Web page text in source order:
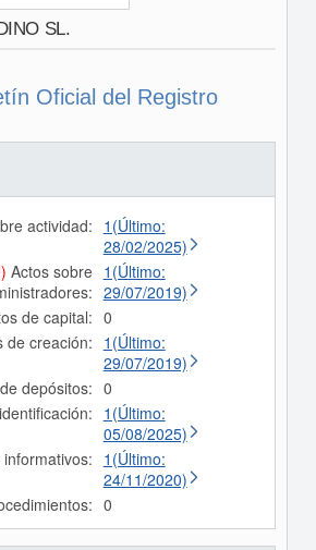
SL.
Oficial del Registro
actividad:
1(Último:
28/02/2025)
Actos sobre 1(Último:
29/07/2019)
de capital: 0
de creación: 1(Último:
29/07/2019)
depósitos: 0
1(Último:
05/08/2025)
informativos: 1(Último:
24/11/2020)
0